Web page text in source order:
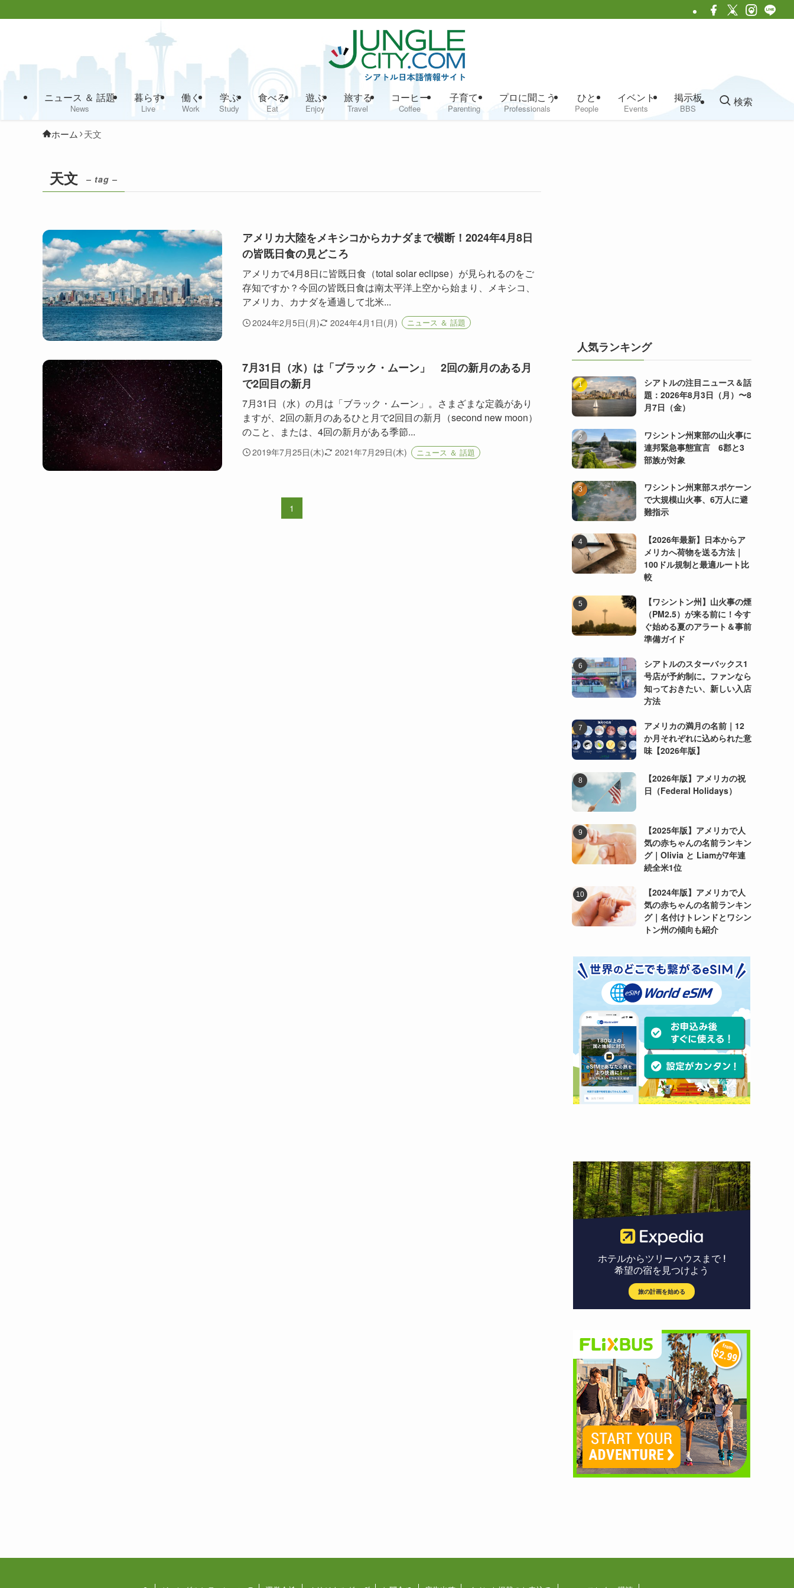
ニュース ＆ 話題
News
暮らす
Live
働く
Work
学ぶ
Study
食べる
Eat
遊ぶ
Enjoy
旅する
Travel
コーヒー
Coffee
子育て
Parenting
プロに聞こう
Professionals
ひと
People
イベント
Events
掲示板
BBS
検索
ホーム 天文
天文 – tag –
アメリカ大陸をメキシコからカナダまで横断！2024年4月8日
の皆既日食の見どころ
アメリカで4月8日に皆既日食（total solar eclipse）が見られるのをご
存知ですか？今回の皆既日食は南太平洋上空から始まり、メキシコ、
アメリカ、カナダを通過して北米...
2024年2月5日(月) 2024年4月1日(月) ニュース ＆ 話題
7月31日（水）は「ブラック・ムーン」 2回の新月のある月
で2回目の新月
7月31日（水）の月は「ブラック・ムーン」。さまざまな定義があり
ますが、2回の新月のあるひと月で2回目の新月（second new moon）
のこと、または、4回の新月がある季節...
2019年7月25日(木) 2021年7月29日(木) ニュース ＆ 話題
1
人気ランキング
シアトルの注目ニュース＆話
題：2026年8月3日（月）〜8
月7日（金）
ワシントン州東部の山火事に
連邦緊急事態宣言 6郡と3
部族が対象
ワシントン州東部スポケーン
で大規模山火事、6万人に避
難指示
【2026年最新】日本からア
メリカへ荷物を送る方法｜
100ドル規制と最適ルート比
較
【ワシントン州】山火事の煙
（PM2.5）が来る前に！今す
ぐ始める夏のアラート＆事前
準備ガイド
シアトルのスターバックス1
号店が予約制に。ファンなら
知っておきたい、新しい入店
方法
アメリカの満月の名前｜12
か月それぞれに込められた意
味【2026年版】
【2026年版】アメリカの祝
日（Federal Holidays）
【2025年版】アメリカで人
気の赤ちゃんの名前ランキン
グ｜Olivia と Liamが7年連
続全米1位
【2024年版】アメリカで人
気の赤ちゃんの名前ランキン
グ｜名付けトレンドとワシン
トン州の傾向も紹介